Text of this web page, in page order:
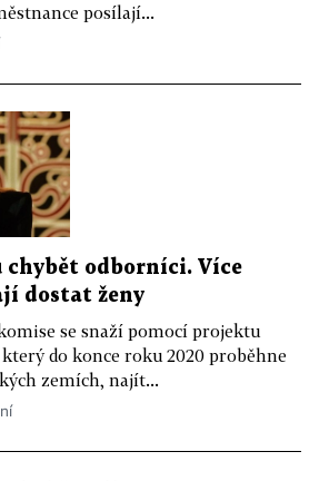
posílají...
chybět odborníci. Více
dostat ženy
se snaží pomocí projektu
do konce roku 2020 proběhne
zemích, najít...